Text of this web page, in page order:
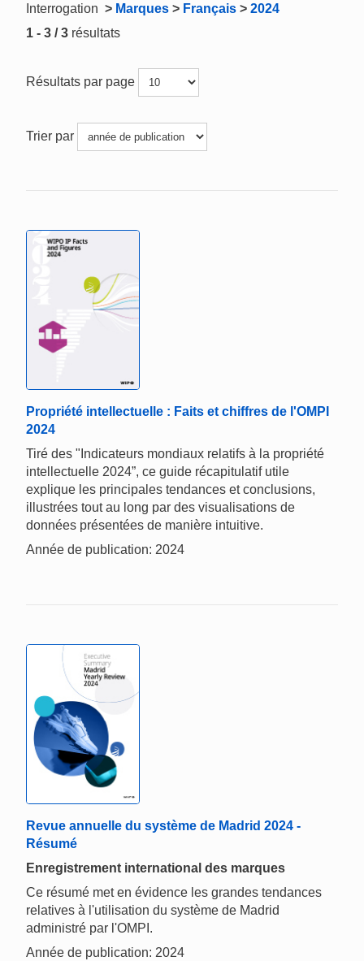
Interrogation > Marques > Français > 2024
1 - 3 / 3 résultats
Résultats par page
Trier par
Propriété intellectuelle : Faits et chiffres de l'OMPI
2024
Tiré des "Indicateurs mondiaux relatifs à la propriété
intellectuelle 2024”, ce guide récapitulatif utile
explique les principales tendances et conclusions,
illustrées tout au long par des visualisations de
données présentées de manière intuitive.
Année de publication: 2024
Revue annuelle du système de Madrid 2024 -
Résumé
Enregistrement international des marques
Ce résumé met en évidence les grandes tendances
relatives à l'utilisation du système de Madrid
administré par l'OMPI.
Année de publication: 2024